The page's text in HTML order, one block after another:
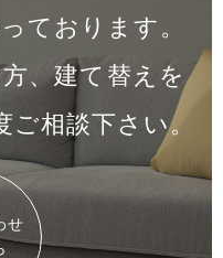
ております。
、建て替えを
ご相談下さい。
せ